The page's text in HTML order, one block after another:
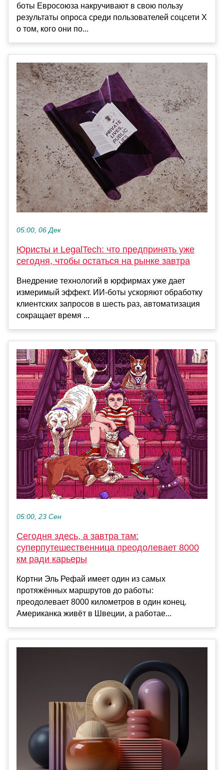
боты Евросоюза накручивают в свою пользу
результаты опроса среди пользователей соцсети Х
о том, кого они по...
05:00, 06 Дек
Юристы и LegalTech: что предпринять уже
сегодня, чтобы остаться на рынке завтра
Внедрение технологий в юрфирмах уже дает
измеримый эффект. ИИ-боты ускоряют обработку
клиентских запросов в шесть раз, автоматизация
сокращает время ...
05:00, 23 Сен
Сегодня здесь, а завтра там:
суперпутешественница преодолевает 8000
км ради карьеры
Кортни Эль Рефай имеет один из самых
протяжённых маршрутов до работы:
преодолевает 8000 километров в один конец.
Американка живёт в Швеции, а работае...